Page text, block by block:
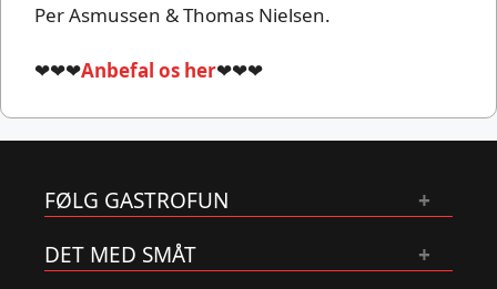
Per Asmussen & Thomas Nielsen.
❤❤❤Anbefal os her❤❤❤
FØLG GASTROFUN
DET MED SMÅT